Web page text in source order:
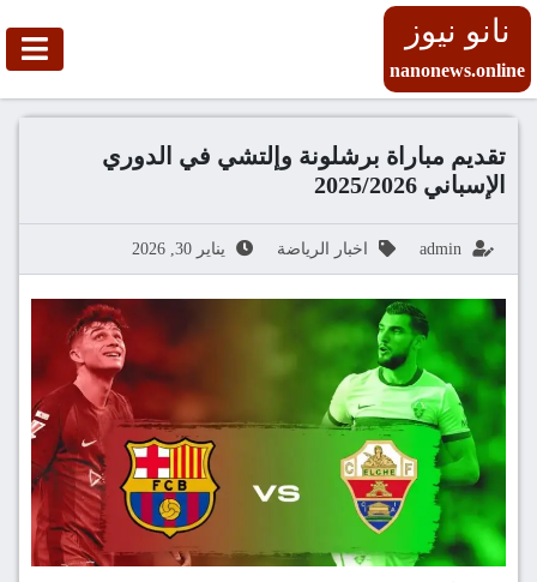
نانو نيوز
nanonews.online
تقديم مباراة برشلونة وإلتشي في الدوري
الإسباني 2025/2026
admin اخبار الرياضة يناير 30, 2026